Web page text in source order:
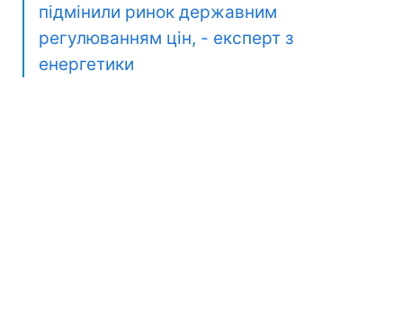
підмінили ринок державним
регулюванням цін, - експерт з
енергетики